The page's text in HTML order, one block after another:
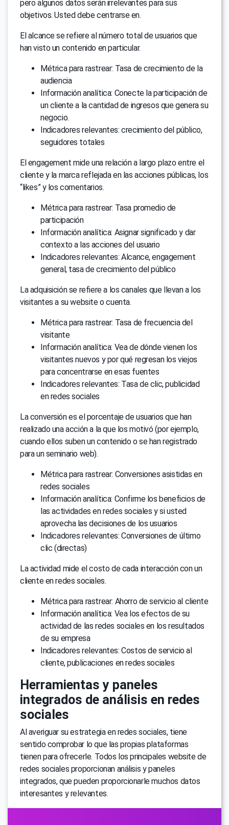
pero algunos datos serán irrelevantes para sus
objetivos. Usted debe centrarse en.
El alcance se refiere al número total de usuarios que
han visto un contenido en particular.
Métrica para rastrear: Tasa de crecimiento de la
audiencia
Información analítica: Conecte la participación de
un cliente a la cantidad de ingresos que genera su
negocio.
Indicadores relevantes: crecimiento del público,
seguidores totales
El engagement mide una relación a largo plazo entre el
cliente y la marca reflejada en las acciones públicas, los
“likes” y los comentarios.
Métrica para rastrear: Tasa promedio de
participación
Información analítica: Asignar significado y dar
contexto a las acciones del usuario
Indicadores relevantes: Alcance, engagement
general, tasa de crecimiento del público
La adquisición se refiere a los canales que llevan a los
visitantes a su website o cuenta.
Métrica para rastrear: Tasa de frecuencia del
visitante
Información analítica: Vea de dónde vienen los
visitantes nuevos y por qué regresan los viejos
para concentrarse en esas fuentes
Indicadores relevantes: Tasa de clic, publicidad
en redes sociales
La conversión es el porcentaje de usuarios que han
realizado una acción a la que los motivó (por ejemplo,
cuando ellos suben un contenido o se han registrado
para un seminario web).
Métrica para rastrear: Conversiones asistidas en
redes sociales
Información analítica: Confirme los beneficios de
las actividades en redes sociales y si usted
aprovecha las decisiones de los usuarios
Indicadores relevantes: Conversiones de último
clic (directas)
La actividad mide el costo de cada interacción con un
cliente en redes sociales.
Métrica para rastrear: Ahorro de servicio al cliente
Información analítica: Vea los efectos de su
actividad de las redes sociales en los resultados
de su empresa
Indicadores relevantes: Costos de servicio al
cliente, publicaciones en redes sociales
Herramientas y paneles
integrados de análisis en redes
sociales
Al averiguar su estrategia en redes sociales, tiene
sentido comprobar lo que las propias plataformas
tienen para ofrecerle. Todos los principales website de
redes sociales proporcionan análisis y paneles
integrados, que pueden proporcionarle muchos datos
interesantes y relevantes.